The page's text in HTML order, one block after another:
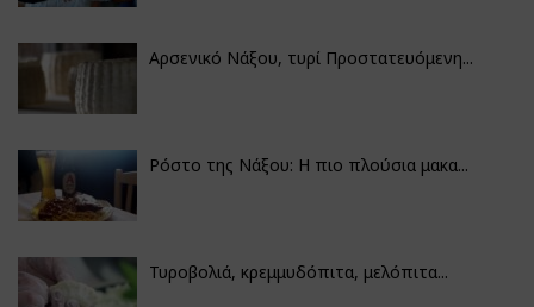
Αρσενικό Νάξου, τυρί Προστατευόμενη...
Ρόστο της Νάξου: Η πιο πλούσια μακα...
Τυροβολιά, κρεμμυδόπιτα, μελόπιτα...